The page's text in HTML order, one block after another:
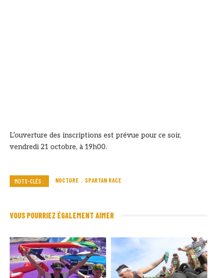
L’ouverture des inscriptions est prévue pour ce soir,
vendredi 21 octobre, à 19h00.
MOTS-CLÉS : NOCTURE SPARTAN RACE
VOUS POURRIEZ ÉGALEMENT AIMER